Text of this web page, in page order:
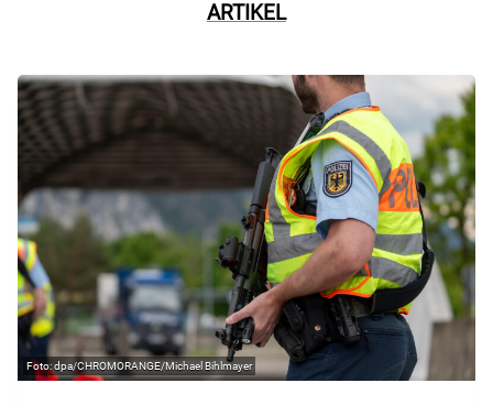
ARTIKEL
dpa/CHROMORANGE/Michael Bihlmayer